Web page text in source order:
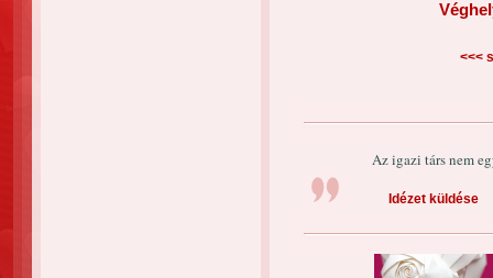
<<<
Az igazi társ nem
Idézet küldése